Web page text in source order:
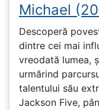
Michael
Descoperă
dintre cei mai
vreodată lumea,
urmărind
talentului său
Jackson Five,